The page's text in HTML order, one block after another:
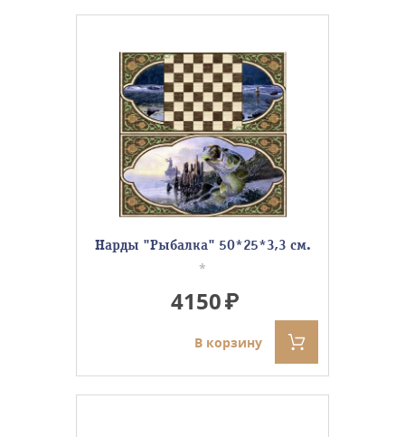
Нарды "Рыбалка" 50*25*3,3 см.
*
4150
В корзину